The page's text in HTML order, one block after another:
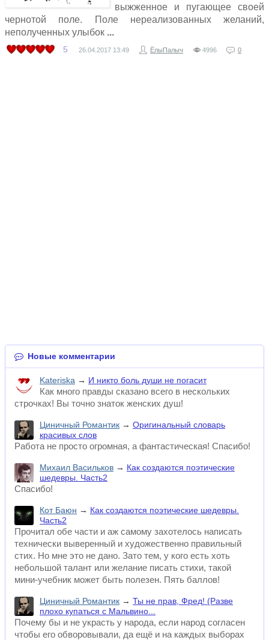
выжженное и пугающее своей
чернотой поле. Поле нереализованных желаний,
неполученных улыбок
5 26.04.2017 13:49 ЁлыПалыч 4996 0
Новые комментарии
Kateriska → И никто боль души не погасит
Как много правды сказано всего в нескольких
строчках! Вы точно знаток женских душ!
Циничный Романтик → Оригинальный словарь
красивых слов
Работа не просто огромная, а фантастическая! Спасибо!
Михаил Васильков → Как создаются поэтические
шедевры. Часть2
Спасибо!
Кот Баюн → Как создаются поэтические шедевры.
Часть2
Прочитал обе части и аж самому захотелось написать
технически выверенный и художественно правильный
стих. Но мне это не дано. Зато тем, у кого есть хоть
небольшой талант или желание писать стихи, такой
мини-учебник может быть полезен. Пять баллов!
Циничный Романтик → Ты не прав, Фред! (Разве
плохо купаться с Мальвино...
Почему бы и не украсть у народа, если народ согласен
чтобы его обворовывали, да ещё и на каждых выборах